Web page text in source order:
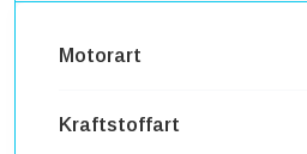
Motorart
Kraftstoffart